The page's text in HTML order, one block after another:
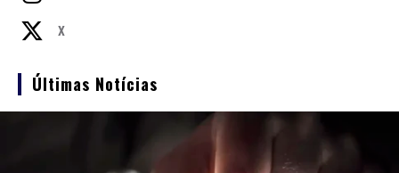
X
Últimas Notícias